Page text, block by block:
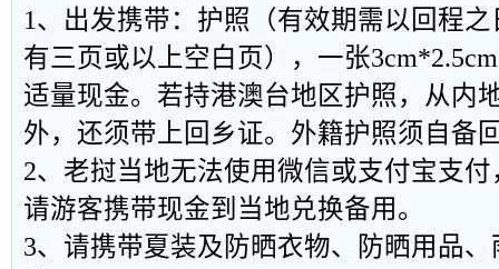
1、出发携带：护照（有效期需以回程
有三页或以上空白页），一张
适量现金。若持港澳台地区护照，从内
外，还须带上回乡证。外籍护照须自备
2、老挝当地无法使用微信或支付宝支
请游客携带现金到当地兑换备用。
3、请携带夏装及防晒衣物、防晒用品